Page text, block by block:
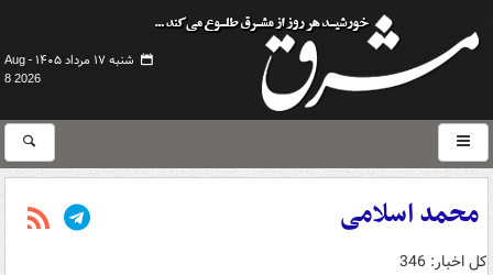
شنبه ۱۷ مرداد ۱۴۰۵ -
Aug
8 2026
محمد اسلامی
کل اخبار: 346